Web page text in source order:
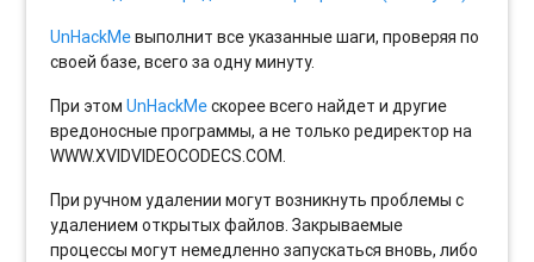
UnHackMeвыполнит все указанные шаги, проверяя по
своей базе, всего за одну минуту.
При этомUnHackMeскорее всего найдет и другие
вредоносные программы, а не только редиректор на
WWW.XVIDVIDEOCODECS.COM.
При ручном удалении могут возникнуть проблемы с
удалением открытых файлов. Закрываемые
процессы могут немедленно запускаться вновь, либо